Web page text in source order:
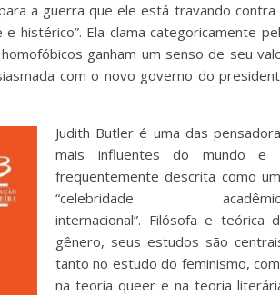
a guerra que ele está travando contra
histérico”. Ela clama categoricamente
ganham um senso de seu
com o novo governo do
Judith Butler é uma das
mais influentes do mundo e
frequentemente descrita como
“celebridade
internacional”. Filósofa e teórica
gênero, seus estudos são
tanto no estudo do feminismo,
na teoria queer e na teoria